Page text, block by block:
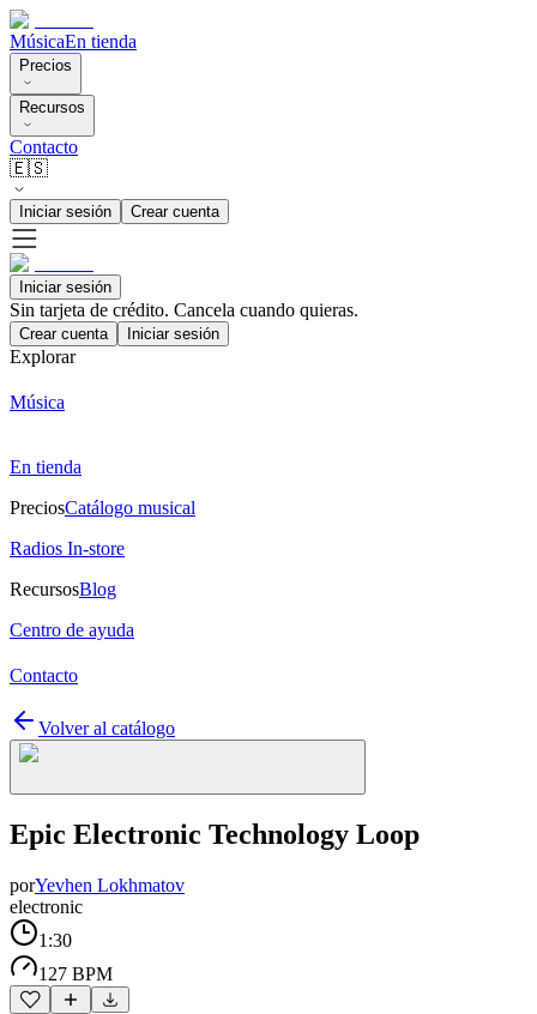
MúsicaEn tienda
Precios
Recursos
Contacto
🇪🇸
Iniciar sesión Crear cuenta
Iniciar sesión
Sin tarjeta de crédito. Cancela cuando quieras.
Crear cuenta Iniciar sesión
Explorar
Música
En tienda
PreciosCatálogo musical
Radios In-store
RecursosBlog
Centro de ayuda
Contacto
Volver al catálogo
Epic Electronic Technology Loop
porYevhen Lokhmatov
electronic
1:30
127 BPM